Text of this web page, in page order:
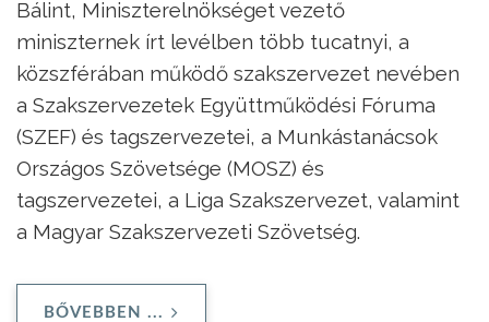
Bálint, Miniszterelnökséget vezető
miniszternek írt levélben több tucatnyi, a
közszférában működő szakszervezet nevében
a Szakszervezetek Együttműködési Fóruma
(SZEF) és tagszervezetei, a Munkástanácsok
Országos Szövetsége (MOSZ) és
tagszervezetei, a Liga Szakszervezet, valamint
a Magyar Szakszervezeti Szövetség.
BŐVEBBEN ...